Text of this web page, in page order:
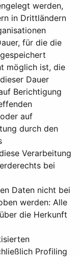
werden,
in Drittländern
für die die
möglich ist, die
Dauer
Berichtigung
auf
durch den
Verarbeitung
bei
Daten nicht bei
werden: Alle
die Herkunft
Profiling